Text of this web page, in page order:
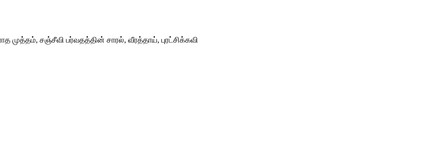
முத்தம், சஞ்சீவி பர்வதத்தின் சாரல், வீரத்தாய், புரட்சிக்கவி